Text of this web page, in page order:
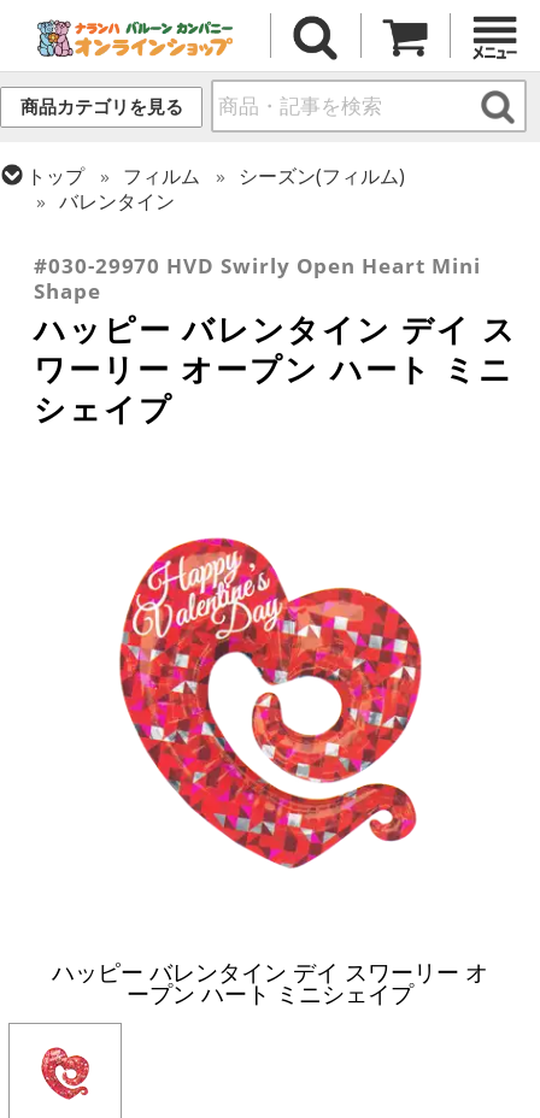
商品カテゴリを見る
トップ フィルム
シーズン(フィルム)
バレンタイン
#030-29970 HVD Swirly Open Heart Mini
Shape
ハッピー バレンタイン デイ ス
ワーリー オープン ハート ミニ
シェイプ
ハッピー バレンタイン デイ スワーリー オ
ープン ハート ミニシェイプ